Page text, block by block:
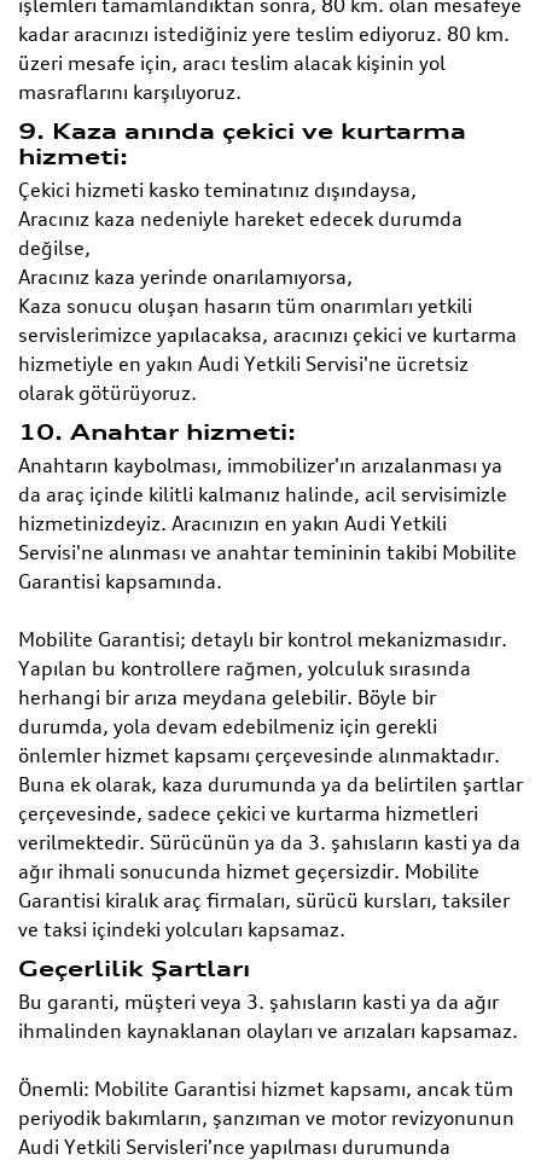
işlemleri tamamlandıktan sonra, 80 km. olan mesafeye
kadar aracınızı istediğiniz yere teslim ediyoruz. 80 km.
üzeri mesafe için, aracı teslim alacak kişinin yol
masraflarını karşılıyoruz.
9. Kaza anında çekici ve kurtarma
hizmeti:
Çekici hizmeti kasko teminatınız dışındaysa,
Aracınız kaza nedeniyle hareket edecek durumda
değilse,
Aracınız kaza yerinde onarılamıyorsa,
Kaza sonucu oluşan hasarın tüm onarımları yetkili
servislerimizce yapılacaksa, aracınızı çekici ve kurtarma
hizmetiyle en yakın Audi Yetkili Servisi'ne ücretsiz
olarak götürüyoruz.
10. Anahtar hizmeti:
Anahtarın kaybolması, immobilizer'ın arızalanması ya
da araç içinde kilitli kalmanız halinde, acil servisimizle
hizmetinizdeyiz. Aracınızın en yakın Audi Yetkili
Servisi'ne alınması ve anahtar temininin takibi Mobilite
Garantisi kapsamında.
Mobilite Garantisi; detaylı bir kontrol mekanizmasıdır.
Yapılan bu kontrollere rağmen, yolculuk sırasında
herhangi bir arıza meydana gelebilir. Böyle bir
durumda, yola devam edebilmeniz için gerekli
önlemler hizmet kapsamı çerçevesinde alınmaktadır.
Buna ek olarak, kaza durumunda ya da belirtilen şartlar
çerçevesinde, sadece çekici ve kurtarma hizmetleri
verilmektedir. Sürücünün ya da 3. şahısların kasti ya da
ağır ihmali sonucunda hizmet geçersizdir. Mobilite
Garantisi kiralık araç firmaları, sürücü kursları, taksiler
ve taksi içindeki yolcuları kapsamaz.
Geçerlilik Şartları
Bu garanti, müşteri veya 3. şahısların kasti ya da ağır
ihmalinden kaynaklanan olayları ve arızaları kapsamaz.
Önemli: Mobilite Garantisi hizmet kapsamı, ancak tüm
periyodik bakımların, şanzıman ve motor revizyonunun
Audi Yetkili Servisleri'nce yapılması durumunda